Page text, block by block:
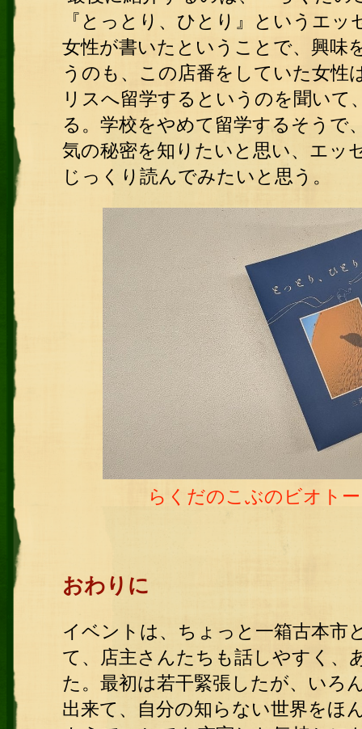
『とっとり、ひとり』というエ
女性が書いたということで、興味
うのも、この店番をしていた女性
リスへ留学するというのを聞い
る。学校をやめて留学するそうで
気の秘密を知りたいと思い、エッ
じっくり読んでみたいと思う。
らくだのこぶのビオト
おわりに
イベントは、ちょっと一箱古本市
て、店主さんたちも話しやすく、
た。最初は若干緊張したが、いろ
出来て、自分の知らない世界をほ